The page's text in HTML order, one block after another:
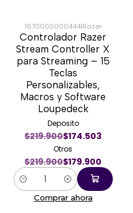
-18%
1670000000444|Razer
Controlador Razer
Stream Controller X
para Streaming – 15
Teclas
Personalizables,
Macros y Software
Loupedeck
Deposito
$219.900$174.503
Otros
$219.900$179.900
Cantidad
Comprar ahora